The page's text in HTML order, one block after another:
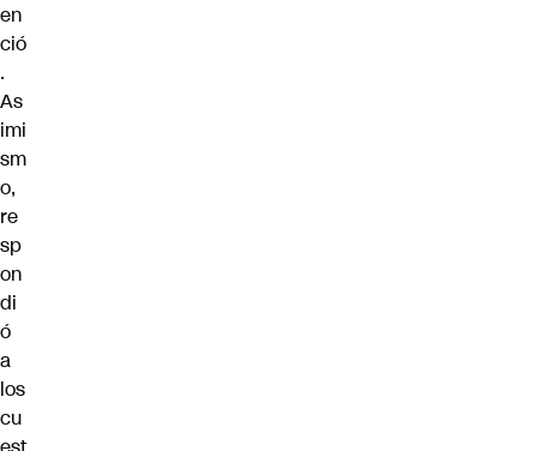
en
ció
.
As
imi
sm
o,
re
sp
on
di
ó
a
los
cu